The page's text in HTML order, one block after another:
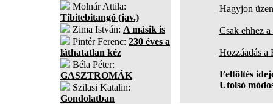
Molnár Attila:
Tibitebitangó (jav.)
Zima István: A másik is
Pintér Ferenc: 230 éves a
láthatatlan kéz
Béla Péter:
GASZTROMÁK
Szilasi Katalin:
Gondolatban
Hagyjon
Csak ehhez
Hozzáadás
Feltöltés
Utolsó